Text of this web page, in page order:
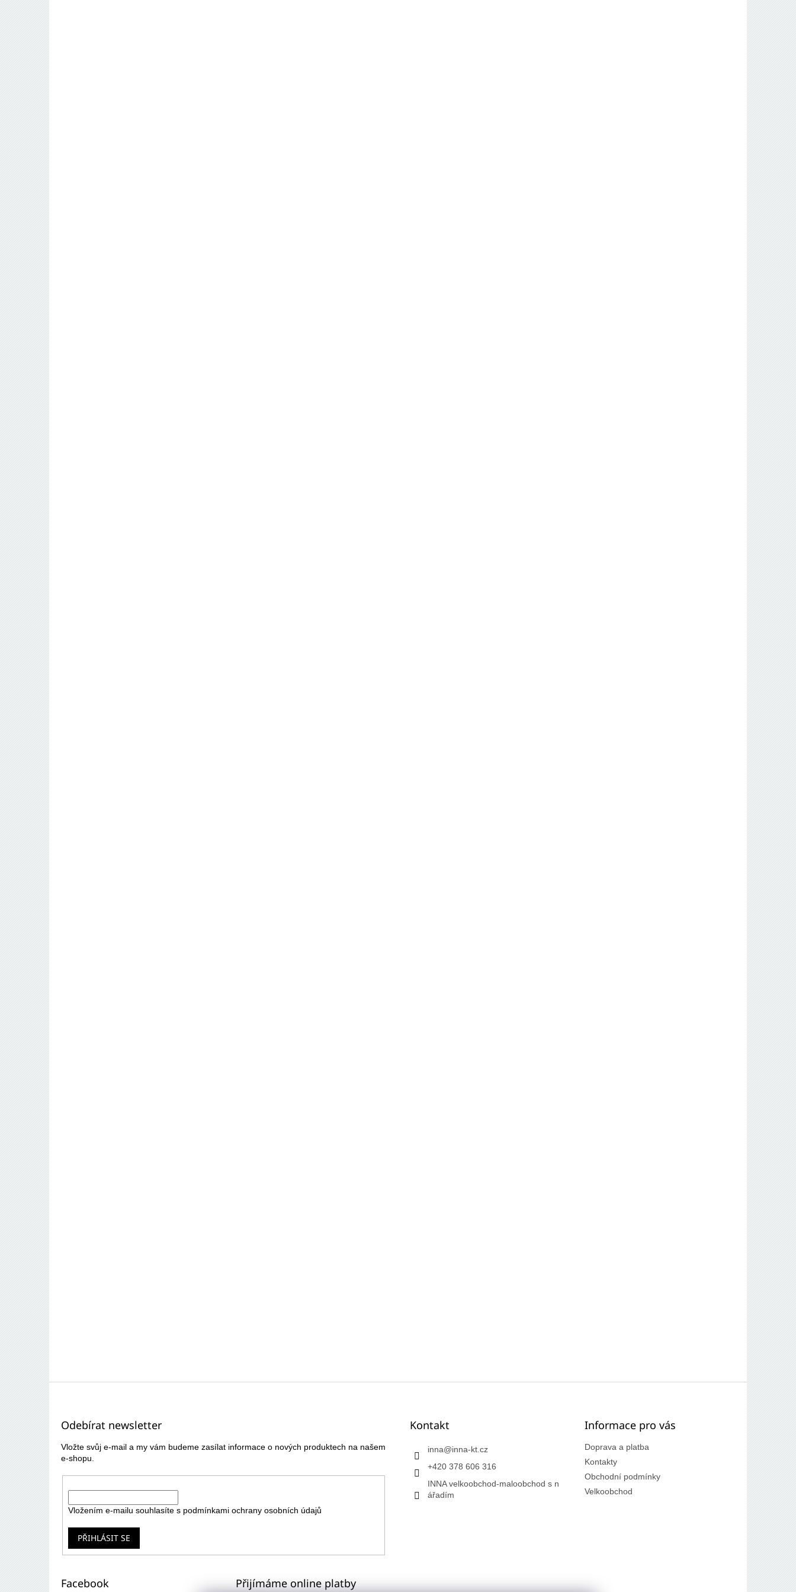
Odebírat newsletter
Vložte svůj e-mail a my vám budeme zasílat informace o nových produktech na našem
e-shopu.
Vložením e-mailu souhlasíte s podmínkami ochrany osobních údajů
PŘIHLÁSIT SE
Kontakt
inna@inna-kt.cz
+420 378 606 316
INNA velkoobchod-maloobchod s n
ářadím
Informace pro vás
Doprava a platba
Kontakty
Obchodní podmínky
Velkoobchod
Facebook Přijímáme online platby